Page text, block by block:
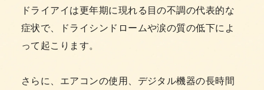
ドライアイは更年期に現れる目の不調の代表的な
症状で、ドライシンドロームや涙の質の低下によ
って起こります。
さらに、エアコンの使用、デジタル機器の長時間